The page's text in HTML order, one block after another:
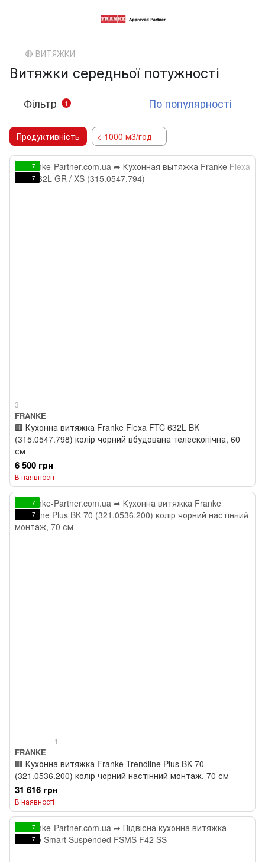
🔴 ВИТЯЖКИ
Витяжки середньої потужності
Фільтр 1 По популярності
Продуктивність < 1000 м3/год
7
7
3
FRANKE
🟥 Кухонна витяжка Franke Flexa FTC 632L BK
(315.0547.798) колір чорний вбудована телескопічна, 60
см
6 500 грн
В наявності
7
7
1
FRANKE
🟥 Кухонна витяжка Franke Trendline Plus BK 70
(321.0536.200) колір чорний настінний монтаж, 70 см
31 616 грн
В наявності
7
7